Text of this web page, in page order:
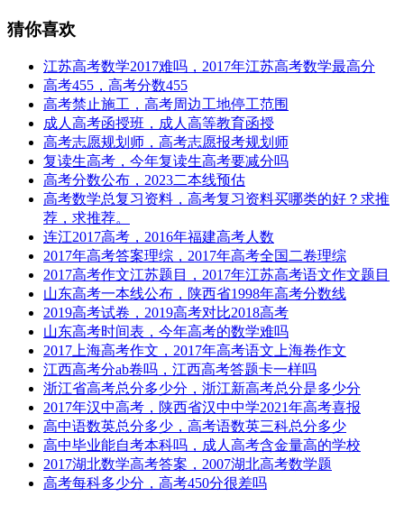
猜你喜欢
江苏高考数学2017难吗，2017年江苏高考数学最高分
高考455，高考分数455
高考禁止施工，高考周边工地停工范围
成人高考函授班，成人高等教育函授
高考志愿规划师，高考志愿报考规划师
复读生高考，今年复读生高考要减分吗
高考分数公布，2023二本线预估
高考数学总复习资料，高考复习资料买哪类的好？求推
荐，求推荐。
连江2017高考，2016年福建高考人数
2017年高考答案理综，2017年高考全国二卷理综
2017高考作文江苏题目，2017年江苏高考语文作文题目
山东高考一本线公布，陕西省1998年高考分数线
2019高考试卷，2019高考对比2018高考
山东高考时间表，今年高考的数学难吗
2017上海高考作文，2017年高考语文上海卷作文
江西高考分ab卷吗，江西高考答题卡一样吗
浙江省高考总分多少分，浙江新高考总分是多少分
2017年汉中高考，陕西省汉中中学2021年高考喜报
高中语数英总分多少，高考语数英三科总分多少
高中毕业能自考本科吗，成人高考含金量高的学校
2017湖北数学高考答案，2007湖北高考数学题
高考每科多少分，高考450分很差吗